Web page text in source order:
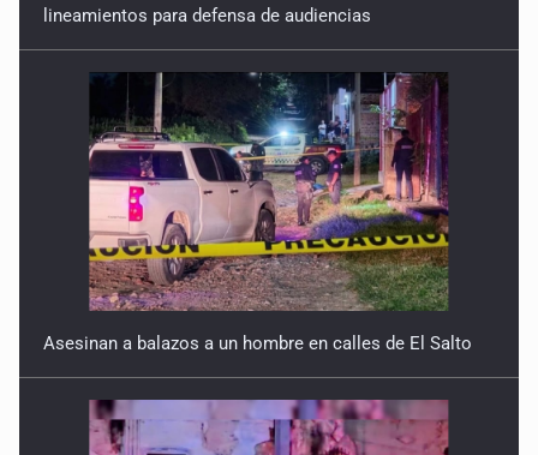
lineamientos para defensa de audiencias
Asesinan a balazos a un hombre en calles de El Salto